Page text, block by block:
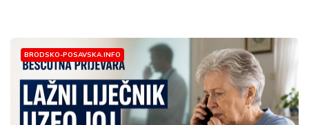
BRODSKO-POSAVSKA.INFO